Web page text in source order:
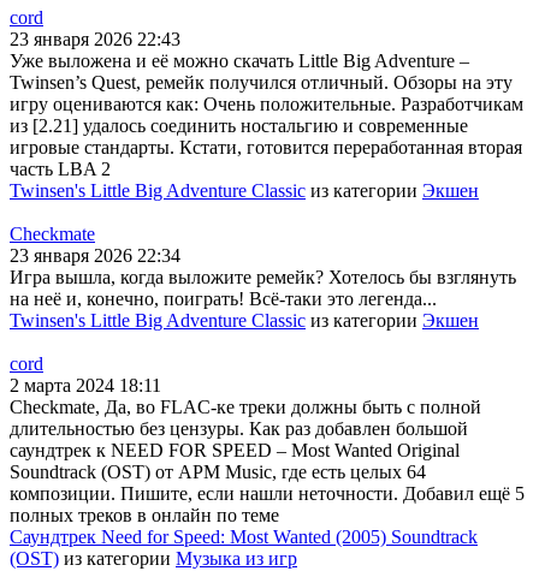
cord
23 января 2026 22:43
Уже выложена и её можно скачать Little Big Adventure –
Twinsen’s Quest, ремейк получился отличный. Обзоры на эту
игру оцениваются как: Очень положительные. Разработчикам
из [2.21] удалось соединить ностальгию и современные
игровые стандарты. Кстати, готовится переработанная вторая
часть LBA 2
Twinsen's Little Big Adventure Classic из категории Экшен
Checkmate
23 января 2026 22:34
Игра вышла, когда выложите ремейк? Хотелось бы взглянуть
на неё и, конечно, поиграть! Всё-таки это легенда...
Twinsen's Little Big Adventure Classic из категории Экшен
cord
2 марта 2024 18:11
Checkmate, Да, во FLAC-ке треки должны быть с полной
длительностью без цензуры. Как раз добавлен большой
саундтрек к NEED FOR SPEED – Most Wanted Original
Soundtrack (OST) от APM Music, где есть целых 64
композиции. Пишите, если нашли неточности. Добавил ещё 5
полных треков в онлайн по теме
Саундтрек Need for Speed: Most Wanted (2005) Soundtrack
(OST) из категории Музыка из игр